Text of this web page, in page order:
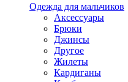
Одежда для мальчиков
Аксессуары
Брюки
Джинсы
Другое
Жилеты
Кардиганы